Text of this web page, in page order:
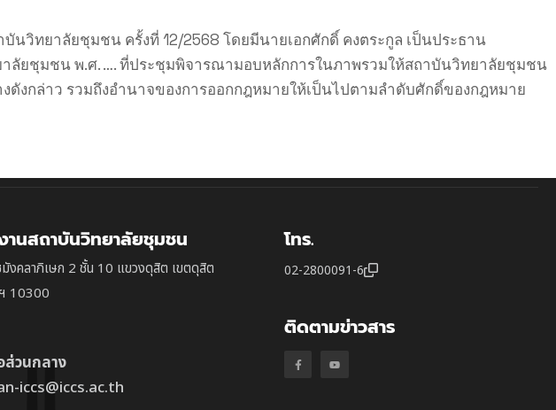
วิทยาลัยชุมชน ครั้งที่ 12/2568 โดยมีนายเอกศักดิ์ คงตระกูล เป็นประธาน
ลัยชุมชน พ.ศ. …. ที่ประชุมพิจารณามอบหลักการในภาพรวมให้สถาบันวิทยาลัยชุมชน
งกล่าว รวมถึงอำนาจของการออกกฎหมายให้เป็นไปตามลำดับศักดิ์ของกฎหมาย
านสถาบันวิทยาลัยชุมชน
มังคลาภิเษก 2 ชั้น 10 แขวงดุสิต เขตดุสิต
10300
วนกลาง
iccs@iccs.ac.th
โทร.
02-2800091-6
ติดตามข่าวสาร